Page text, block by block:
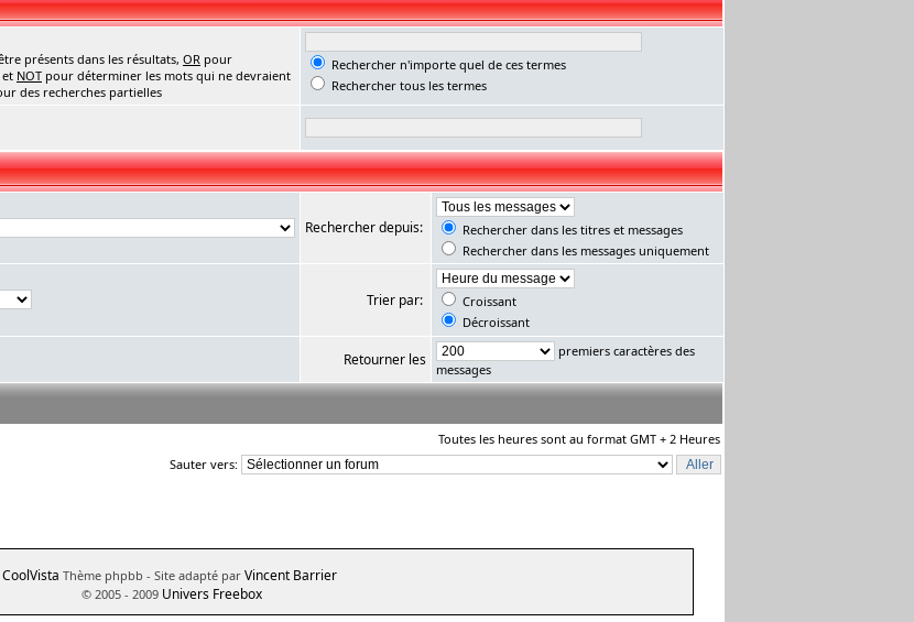
présents dans les résultats, OR pour
NOT pour déterminer les mots qui ne devraient
des recherches partielles
Rechercher n'importe quel de ces termes
Rechercher tous les termes
Rechercher depuis:
Rechercher dans les titres et messages
Rechercher dans les messages uniquement
Trier par:
Croissant
Décroissant
Retourner les
premiers caractères des
messages
Toutes les heures sont au format GMT + 2 Heures
Sauter vers:
CoolVista Thème phpbb - Site adapté par Vincent Barrier
© 2005 - 2009 Univers Freebox